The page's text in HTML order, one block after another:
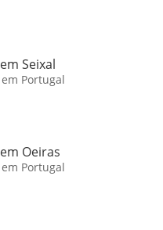
Seixal
Portugal
Oeiras
Portugal